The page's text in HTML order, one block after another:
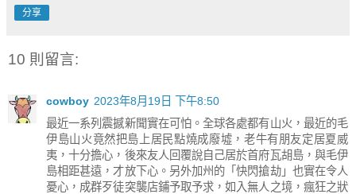
分享
10 則留言:
cowboy 2023年8月19日 下午8:50
最近一系列震撼新聞實在可怕。全球各處都有山火，最近的毛
伊島山火竟然把島上居民點燒成廢墟，老牛有朋友定居夏威
夷，十分擔心，後來友人回覆說自己居於首府瓦胡島，與毛伊
島相距甚遠，才放下心。另外加州的「快閃搶劫」也實在令人
憂心，成群歹徒突襲店鋪予取予求，如入無人之境，瘋狂之狀